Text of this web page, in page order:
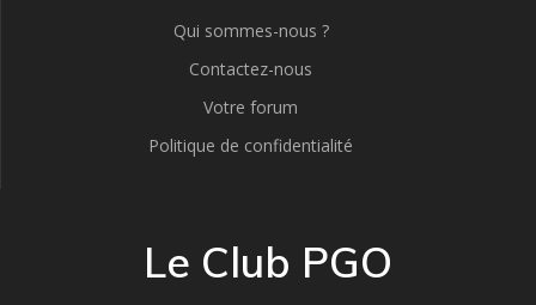
Qui sommes-nous ?
Contactez-nous
Votre forum
Politique de confidentialité
Le Club PGO